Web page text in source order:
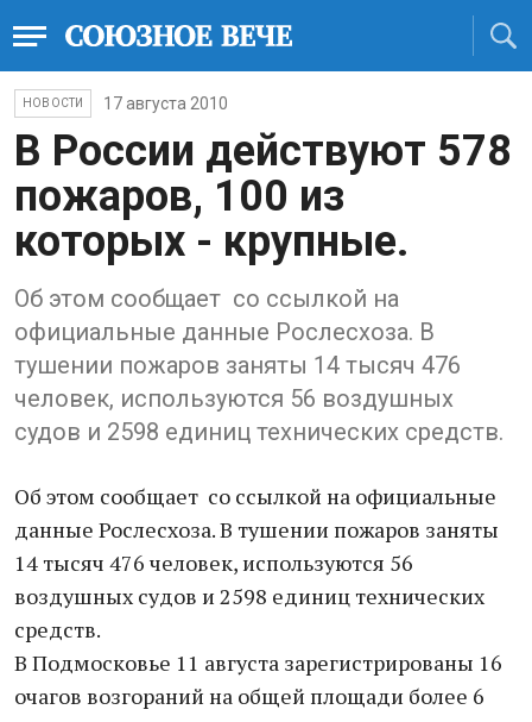
НОВОСТИ 17 августа 2010
В России действуют 578
пожаров, 100 из
которых - крупные.
Об этом сообщает со ссылкой на
официальные данные Рослесхоза. В
тушении пожаров заняты 14 тысяч 476
человек, используются 56 воздушных
судов и 2598 единиц технических средств.
Об этом сообщает со ссылкой на официальные
данные Рослесхоза. В тушении пожаров заняты
14 тысяч 476 человек, используются 56
воздушных судов и 2598 единиц технических
средств.
В Подмосковье 11 августа зарегистрированы 16
очагов возгораний на общей площади более 6